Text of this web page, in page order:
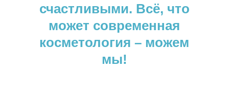
счастливыми. Всё, что
может современная
косметология – можем
мы!